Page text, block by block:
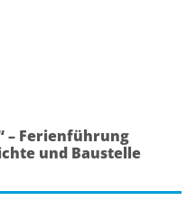
– Ferienführung
und Baustelle